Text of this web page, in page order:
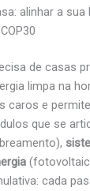
alinhar a
de casas
limpa na
caros e
que se
cada